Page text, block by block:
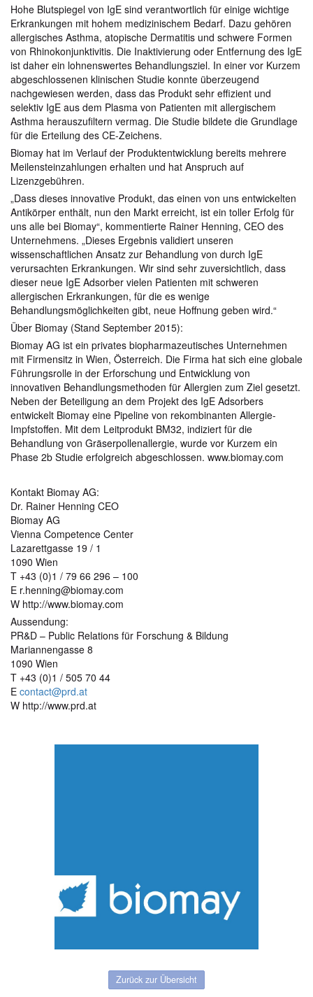
Hohe Blutspiegel von IgE sind verantwortlich für einige wichtige
Erkrankungen mit hohem medizinischem Bedarf. Dazu gehören
allergisches Asthma, atopische Dermatitis und schwere Formen
von Rhinokonjunktivitis. Die Inaktivierung oder Entfernung des IgE
ist daher ein lohnenswertes Behandlungsziel. In einer vor Kurzem
abgeschlossenen klinischen Studie konnte überzeugend
nachgewiesen werden, dass das Produkt sehr effizient und
selektiv IgE aus dem Plasma von Patienten mit allergischem
Asthma herauszufiltern vermag. Die Studie bildete die Grundlage
für die Erteilung des CE-Zeichens.
Biomay hat im Verlauf der Produktentwicklung bereits mehrere
Meilensteinzahlungen erhalten und hat Anspruch auf
Lizenzgebühren.
„Dass dieses innovative Produkt, das einen von uns entwickelten
Antikörper enthält, nun den Markt erreicht, ist ein toller Erfolg für
uns alle bei Biomay“, kommentierte Rainer Henning, CEO des
Unternehmens. „Dieses Ergebnis validiert unseren
wissenschaftlichen Ansatz zur Behandlung von durch IgE
verursachten Erkrankungen. Wir sind sehr zuversichtlich, dass
dieser neue IgE Adsorber vielen Patienten mit schweren
allergischen Erkrankungen, für die es wenige
Behandlungsmöglichkeiten gibt, neue Hoffnung geben wird.“
Über Biomay (Stand September 2015):
Biomay AG ist ein privates biopharmazeutisches Unternehmen
mit Firmensitz in Wien, Österreich. Die Firma hat sich eine globale
Führungsrolle in der Erforschung und Entwicklung von
innovativen Behandlungsmethoden für Allergien zum Ziel gesetzt.
Neben der Beteiligung an dem Projekt des IgE Adsorbers
entwickelt Biomay eine Pipeline von rekombinanten Allergie-
Impfstoffen. Mit dem Leitprodukt BM32, indiziert für die
Behandlung von Gräserpollenallergie, wurde vor Kurzem ein
Phase 2b Studie erfolgreich abgeschlossen. www.biomay.com
Kontakt Biomay AG:
Dr. Rainer Henning CEO
Biomay AG
Vienna Competence Center
Lazarettgasse 19 / 1
1090 Wien
T +43 (0)1 / 79 66 296 – 100
E r.henning@biomay.com
W http://www.biomay.com
Aussendung:
PR&D – Public Relations für Forschung & Bildung
Mariannengasse 8
1090 Wien
T +43 (0)1 / 505 70 44
E contact@prd.at
W http://www.prd.at
Zurück zur Übersicht